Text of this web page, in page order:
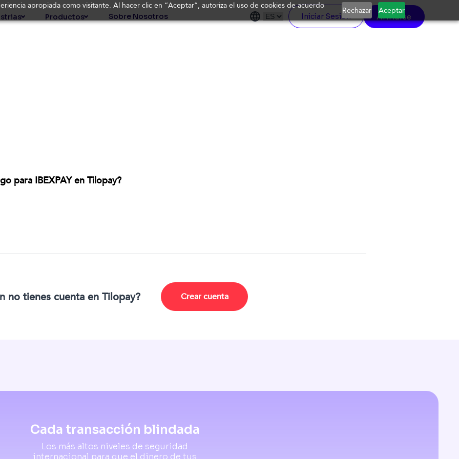
apropiada como visitante. Al hacer clic en “Aceptar”, autoriza el uso de cookies de acuerdo Rechazar Aceptar
Productos Sobre Nosotros Iniciar Sesión Afiliarse
para IBEXPAY en Tilopay?
no tienes cuenta en Tilopay? Crear cuenta
Cada transacción blindada
Los más altos niveles de seguridad
internacional para que el dinero de tus